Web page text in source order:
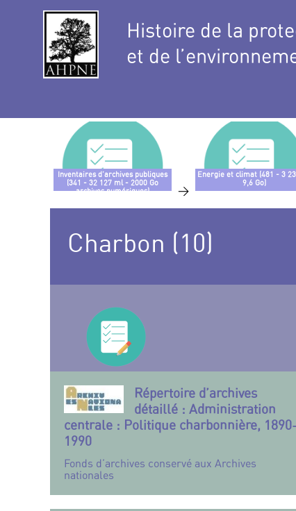
Histoire de la
et de
Inventaires d’archives publiques
(341 - 32 127 ml - 2000 Go
archives numériques)
>
Energie et climat (481 - 3
9,6 Go)
Charbon (10)
Répertoire d’archives
détaillé : Administration
centrale : Politique charbonnière,
1990
Fonds d’archives conservé aux Archives
nationales